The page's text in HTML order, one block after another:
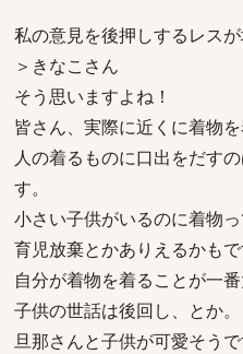
私の意見を後押しするレス
＞きなこさん
そう思いますよね！
皆さん、実際に近くに着物
人の着るものに口出をだす
す。
小さい子供がいるのに着物っ
育児放棄とかありえるかもで
自分が着物を着ることが一
子供の世話は後回し、とか。
旦那さんと子供が可愛そうで